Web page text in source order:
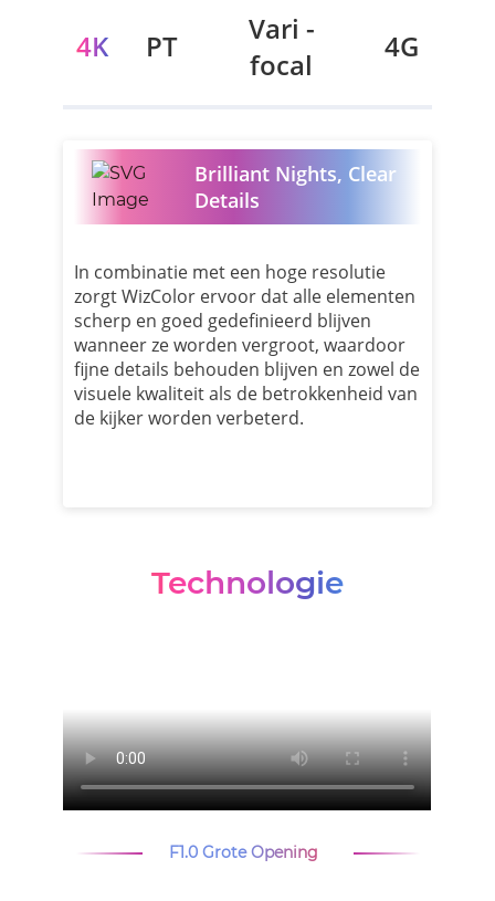
4K PT
Vari -
focal
4G
Brilliant Nights, Clear
Details
In combinatie met een hoge resolutie
zorgt WizColor ervoor dat alle elementen
scherp en goed gedefinieerd blijven
wanneer ze worden vergroot, waardoor
fijne details behouden blijven en zowel de
visuele kwaliteit als de betrokkenheid van
de kijker worden verbeterd.
Technologie
F1.0 Grote Opening